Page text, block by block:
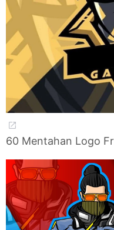
60 Mentahan Logo